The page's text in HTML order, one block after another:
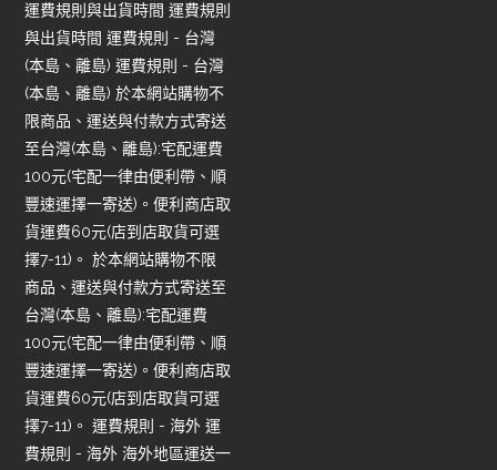
運費規則與出貨時間 運費規則
與出貨時間 運費規則 - 台灣
(本島、離島) 運費規則 - 台灣
(本島、離島) 於本網站購物不
限商品、運送與付款方式寄送
至台灣(本島、離島):宅配運費
100元(宅配一律由便利帶、順
豐速運擇一寄送)。便利商店取
貨運費60元(店到店取貨可選
擇7-11)。 於本網站購物不限
商品、運送與付款方式寄送至
台灣(本島、離島):宅配運費
100元(宅配一律由便利帶、順
豐速運擇一寄送)。便利商店取
貨運費60元(店到店取貨可選
擇7-11)。 運費規則 - 海外 運
費規則 - 海外 海外地區運送一